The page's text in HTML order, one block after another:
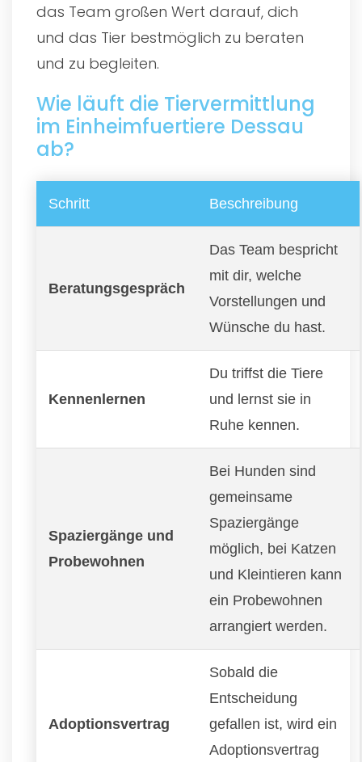
das Team großen Wert darauf, dich
und das Tier bestmöglich zu beraten
und zu begleiten.
Wie läuft die Tiervermittlung
im Einheimfuertiere Dessau
ab?
Schritt Beschreibung
Beratungsgespräch
Das Team bespricht
mit dir, welche
Vorstellungen und
Wünsche du hast.
Kennenlernen
Du triffst die Tiere
und lernst sie in
Ruhe kennen.
Spaziergänge und
Probewohnen
Bei Hunden sind
gemeinsame
Spaziergänge
möglich, bei Katzen
und Kleintieren kann
ein Probewohnen
arrangiert werden.
Adoptionsvertrag
Sobald die
Entscheidung
gefallen ist, wird ein
Adoptionsvertrag